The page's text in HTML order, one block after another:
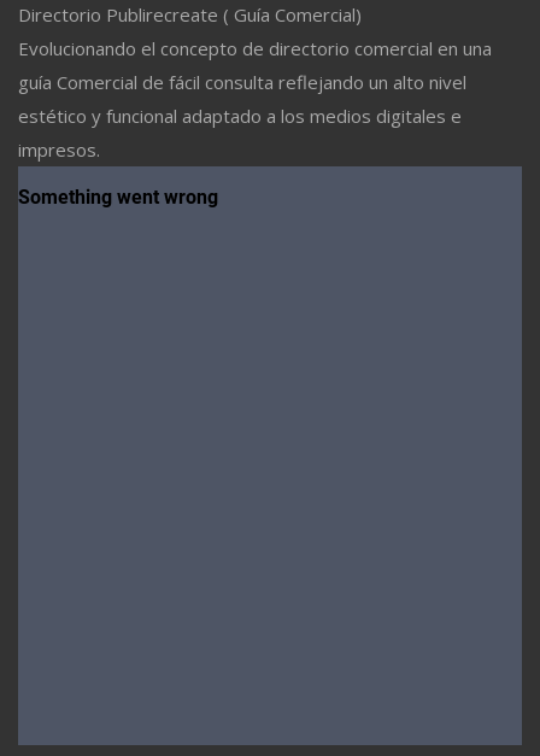
Directorio Publirecreate ( Guía Comercial)
Evolucionando el concepto de directorio comercial en una
guía Comercial de fácil consulta reflejando un alto nivel
estético y funcional adaptado a los medios digitales e
impresos.